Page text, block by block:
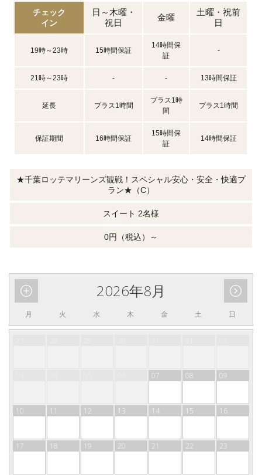
チェック
イン
日～木曜・
祝日
金曜
土曜・祝前
日
19時～23時 15時間保証
14時間保
証
-
21時～23時 - - 13時間保証
延長 プラス1時間
プラス1時
間
プラス1時間
保証期間 16時間保証
15時間保
証
14時間保証
★千葉ロッテマリーンズ観戦！スペシャル安心・安全・快適プ
ラン★（C）
スイート 2名様
0円（税込）～
2026年8月
月 火 水 木 金 土 日
07 08 09
10 11 12 13 14 15 16
17 18 19 20 21 22 23